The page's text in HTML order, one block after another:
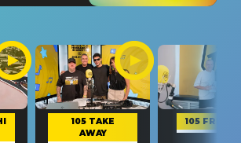
105 TAKE
AWAY
105